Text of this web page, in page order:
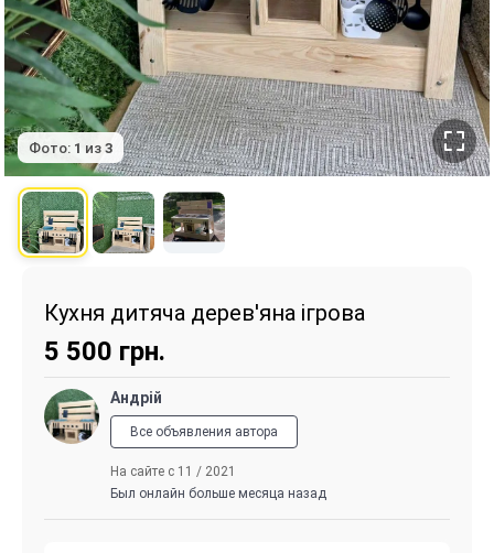
Фото: 1 из 3
Кухня дитяча дерев'яна ігрова
5 500 грн.
Андрій
Все объявления автора
На сайте с 11 / 2021
Был онлайн больше месяца назад